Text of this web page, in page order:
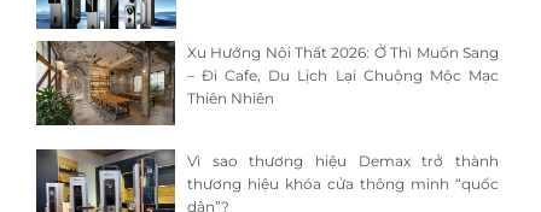
Xu Hướng Nội Thất 2026: Ở Thì Muốn Sang
– Đi Cafe, Du Lịch Lại Chuộng Mộc Mạc
Thiên Nhiên
Vì sao thương hiệu Demax trở thành
thương hiệu khóa cửa thông minh “quốc
dân”?